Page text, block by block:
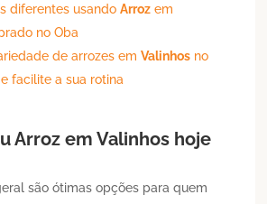
diferentes usandoArroz em
no Oba
de arrozes emValinhos no
facilite a sua rotina
Arroz emValinhos hoje
são ótimas opções para quem